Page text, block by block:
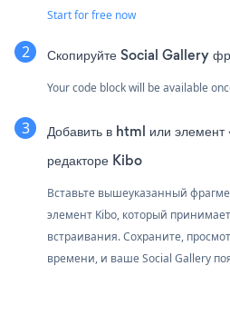
Start for free now
Скопируйте Social Gallery
Your code block will be available
Добавить в html или элемент
редакторе Kibo
Вставьте вышеуказанный
элемент Kibo, который
встраивания. Сохраните,
времени, и ваше Social Gallery